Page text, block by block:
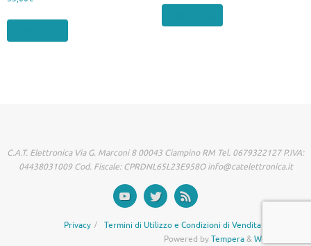
C.A.T. Elettronica Via G. Marconi 8 00043 Ciampino RM Tel. 0679322127 P.IVA:
04438031009 Cod. Fiscale: CPRDNL65L23E958O info@catelettronica.it
Privacy
Termini di Utilizzo e Condizioni di Vendita
Powered byTempera&WordPress.